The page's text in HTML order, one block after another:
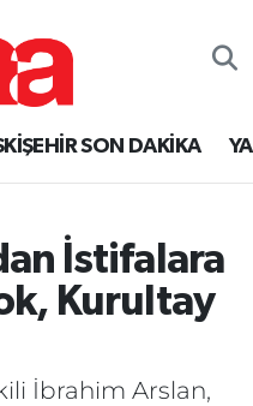
SON DAKİKA
İstifalara
Kurultay
İbrahim Arslan,